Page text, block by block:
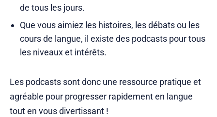
de tous les jours.
Que vous aimiez les histoires, les débats ou les
cours de langue, il existe des podcasts pour tous
les niveaux et intérêts.
Les podcasts sont donc une ressource pratique et
agréable pour progresser rapidement en langue
tout en vous divertissant !